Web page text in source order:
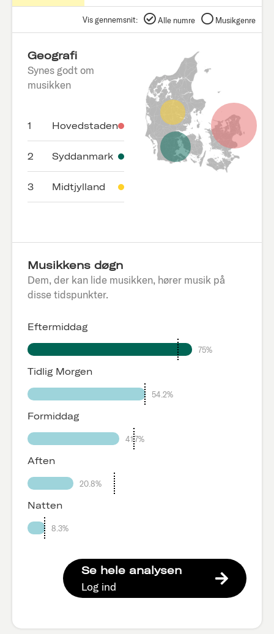
Vis gennemsnit: Alle numre Musikgenre
Geografi
Synes godt om
musikken
1 Hovedstaden
2 Syddanmark
3 Midtjylland
Musikkens døgn
Dem, der kan lide musikken, hører musik på
disse tidspunkter.
Eftermiddag
75%
Tidlig Morgen
54.2%
Formiddag
41.7%
Aften
20.8%
Natten
8.3%
Se hele analysen
Log ind